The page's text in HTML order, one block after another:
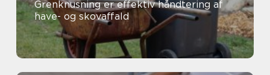
Grenknusning er effektiv håndtering af
have- og skovaffald